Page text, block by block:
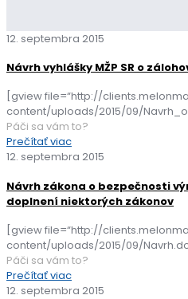
12. septembra 2015
Návrh vyhlášky MŽP SR o
[gview file=“http://
content/uploads/2015/09/
Páči sa vám to?
Prečítať viac
12. septembra 2015
Návrh zákona o bezpečnosti
doplnení niektorých zákonov
[gview file=“http://
content/uploads/2015/09/
Páči sa vám to?
Prečítať viac
12. septembra 2015